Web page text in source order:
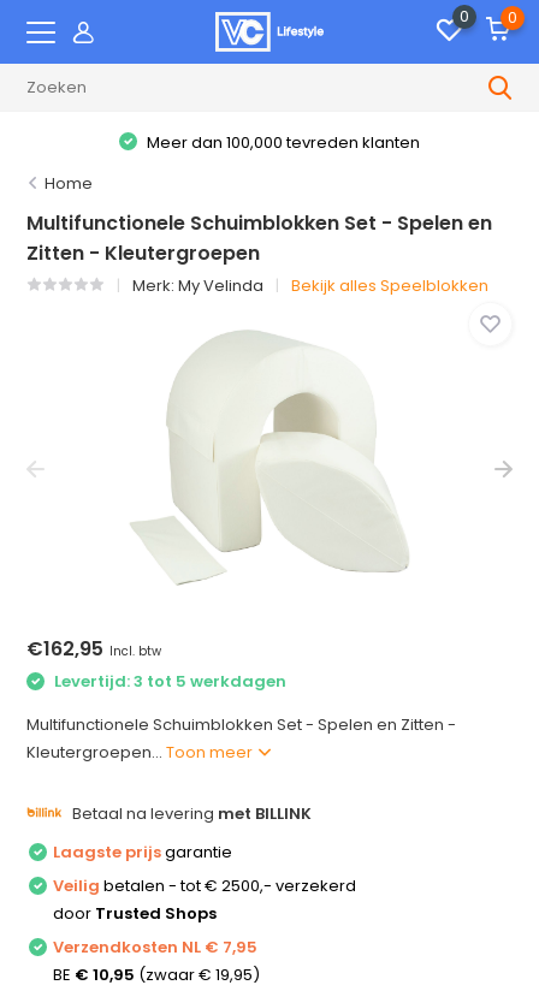
0 0
Meer dan 100,000 tevreden klanten
Home
Multifunctionele Schuimblokken Set - Spelen en
Zitten - Kleutergroepen
Merk:My Velinda Bekijk alles Speelblokken
€162,95 Incl. btw
Levertijd: 3 tot 5 werkdagen
Multifunctionele Schuimblokken Set - Spelen en Zitten -
Kleutergroepen...Toon meer
Betaal na levering met BILLINK
Laagste prijsgarantie
Veilig betalen - tot € 2500,- verzekerd
door Trusted Shops
Verzendkosten NL € 7,95
BE € 10,95 (zwaar € 19,95)